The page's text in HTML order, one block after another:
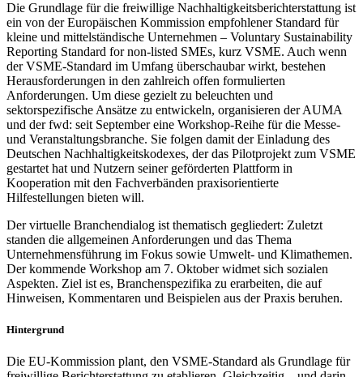
Die Grundlage für die freiwillige Nachhaltigkeitsberichterstattung ist
ein von der Europäischen Kommission empfohlener Standard für
kleine und mittelständische Unternehmen – Voluntary Sustainability
Reporting Standard for non-listed SMEs, kurz VSME. Auch wenn
der VSME-Standard im Umfang überschaubar wirkt, bestehen
Herausforderungen in den zahlreich offen formulierten
Anforderungen. Um diese gezielt zu beleuchten und
sektorspezifische Ansätze zu entwickeln, organisieren der AUMA
und der fwd: seit September eine Workshop-Reihe für die Messe-
und Veranstaltungsbranche. Sie folgen damit der Einladung des
Deutschen Nachhaltigkeitskodexes, der das Pilotprojekt zum VSME
gestartet hat und Nutzern seiner geförderten Plattform in
Kooperation mit den Fachverbänden praxisorientierte
Hilfestellungen bieten will.
Der virtuelle Branchendialog ist thematisch gegliedert: Zuletzt
standen die allgemeinen Anforderungen und das Thema
Unternehmensführung im Fokus sowie Umwelt- und Klimathemen.
Der kommende Workshop am 7. Oktober widmet sich sozialen
Aspekten. Ziel ist es, Branchenspezifika zu erarbeiten, die auf
Hinweisen, Kommentaren und Beispielen aus der Praxis beruhen.
Hintergrund
Die EU-Kommission plant, den VSME-Standard als Grundlage für